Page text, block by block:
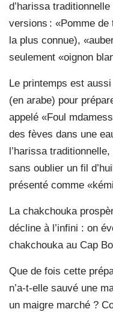
d’harissa
versions : «Pomme
la plus connue),
seulement «oignon
Le printemps est
(en arabe) pour
appelé «Foul
des fèves dans une
l’harissa
sans oublier un fil
présenté comme
La chakchouka
décline à l’infini : on
chakchouka au Cap
Que de fois cette
n’a-t-elle sauvé une
un maigre marché ?